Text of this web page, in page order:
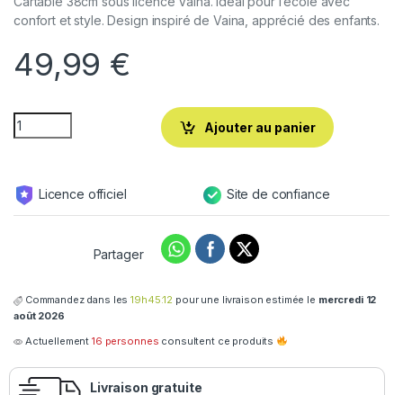
confort et style. Design inspiré de Vaina, apprécié des enfants.
49,99 €
Ajouter au panier
Licence officiel Site de confiance
Partager
Commandez dans les19h45:11 pour une livraison estimée le mercredi 12
août 2026
Actuellement16 personnes consultent ce produits
Livraison gratuite